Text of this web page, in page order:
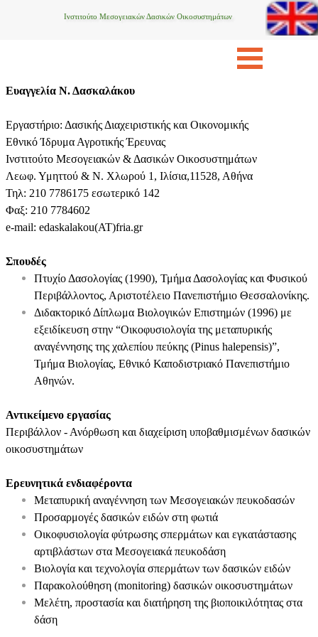
Ινστιτούτο Μεσογειακών Δασικών Οικοσυστημάτων
Ευαγγελία Ν. Δασκαλάκου
Εργαστήριο: Δασικής Διαχειριστικής και Οικονομικής
Εθνικό Ίδρυμα Αγροτικής Έρευνας
Ινστιτούτο Μεσογειακών & Δασικών Οικοσυστημάτων
Λεωφ. Υμηττού & Ν. Χλωρού 1, Ιλίσια,11528, Αθήνα
Τηλ: 210 7786175 εσωτερικό 142
Φαξ: 210 7784602
e-mail: edaskalakou(AT)fria.gr
Σπουδές
Πτυχίο Δασολογίας (1990), Τμήμα Δασολογίας και Φυσικού
Περιβάλλοντος, Αριστοτέλειο Πανεπιστήμιο Θεσσαλονίκης.
Διδακτορικό Δίπλωμα Βιολογικών Επιστημών (1996) με
εξειδίκευση στην “Οικοφυσιολογία της μεταπυρικής
αναγέννησης της χαλεπίου πεύκης (Pinus halepensis)”,
Τμήμα Βιολογίας, Εθνικό Καποδιστριακό Πανεπιστήμιο
Αθηνών.
Αντικείμενο εργασίας
Περιβάλλον - Ανόρθωση και διαχείριση υποβαθμισμένων δασικών
οικοσυστημάτων
Ερευνητικά ενδιαφέροντα
Μεταπυρική αναγέννηση των Μεσογειακών πευκοδασών
Προσαρμογές δασικών ειδών στη φωτιά
Οικοφυσιολογία φύτρωσης σπερμάτων και εγκατάστασης
αρτιβλάστων στα Μεσογειακά πευκοδάση
Βιολογία και τεχνολογία σπερμάτων των δασικών ειδών
Παρακολούθηση (monitoring) δασικών οικοσυστημάτων
Μελέτη, προστασία και διατήρηση της βιοποικιλότητας στα
δάση